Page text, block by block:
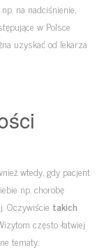
na nadciśnienie,
w Polsce
uzyskać od lekarza
wtedy, gdy pacjent
np. chorobę
Oczywiście takich
często łatwiej
tematy.